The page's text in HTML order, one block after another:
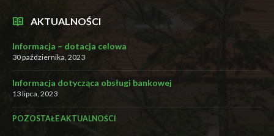
AKTUALNOŚCI
Informacja – dotacja celowa
30 października, 2023
Informacja dotycząca obsługi bankowej
13 lipca, 2023
POZOSTAŁE AKTUALNOŚCI